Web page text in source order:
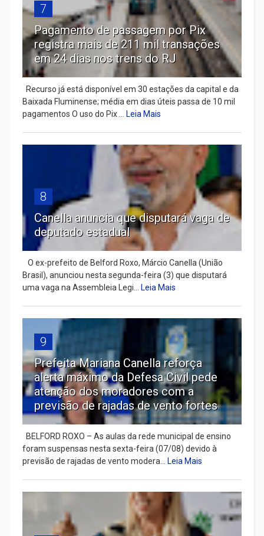
7
Pagamento de passagem por Pix
registra mais de 211 mil transações
em 24 dias nos trens do RJ
Recurso já está disponível em 30 estações da capital e da
Baixada Fluminense; média em dias úteis passa de 10 mil
pagamentos O uso do Pix ...
Leia Mais
8
Canella anuncia que disputará vaga de
deputado estadual
​ O ex-prefeito de Belford Roxo, Márcio Canella (União
Brasil), anunciou nesta segunda-feira (3) que disputará
uma vaga na Assembleia Legi...
Leia Mais
9
Prefeita Mariana Canella reforça
alerta máximo da Defesa Civil pede
atenção dos moradores com a
previsão de rajadas de vento fortes
BELFORD ROXO – As aulas da rede municipal de ensino
foram suspensas nesta sexta-feira (07/08) devido à
previsão de rajadas de vento modera...
Leia Mais